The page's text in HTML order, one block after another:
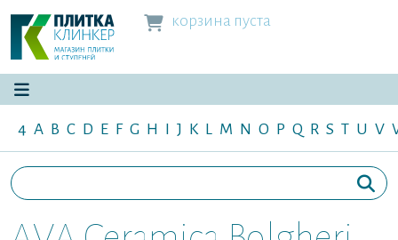
корзина пуста
4 A B C D E F G H I J K L M N O P Q R S T U V